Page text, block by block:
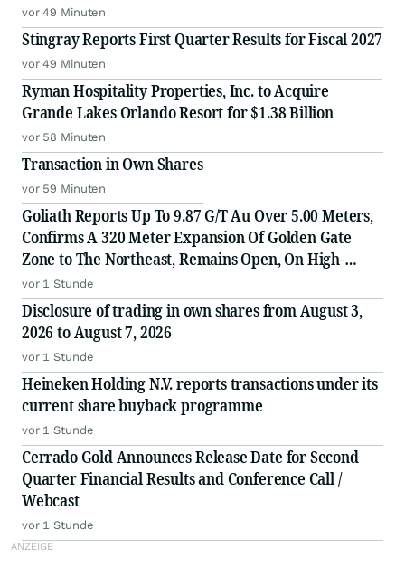
vor 49 Minuten
Stingray Reports First Quarter Results for Fiscal 2027
vor 49 Minuten
Ryman Hospitality Properties, Inc. to Acquire
Grande Lakes Orlando Resort for $1.38 Billion
vor 58 Minuten
Transaction in Own Shares
vor 59 Minuten
Goliath Reports Up To 9.87 G/T Au Over 5.00 Meters,
Confirms A 320 Meter Expansion Of Golden Gate
Zone to The Northeast, Remains Open, On High-
Grade Gold Surebet Discovery, Golden Triangle, B.C.
vor 1 Stunde
Disclosure of trading in own shares from August 3,
2026 to August 7, 2026
vor 1 Stunde
Heineken Holding N.V. reports transactions under its
current share buyback programme
vor 1 Stunde
Cerrado Gold Announces Release Date for Second
Quarter Financial Results and Conference Call /
Webcast
vor 1 Stunde